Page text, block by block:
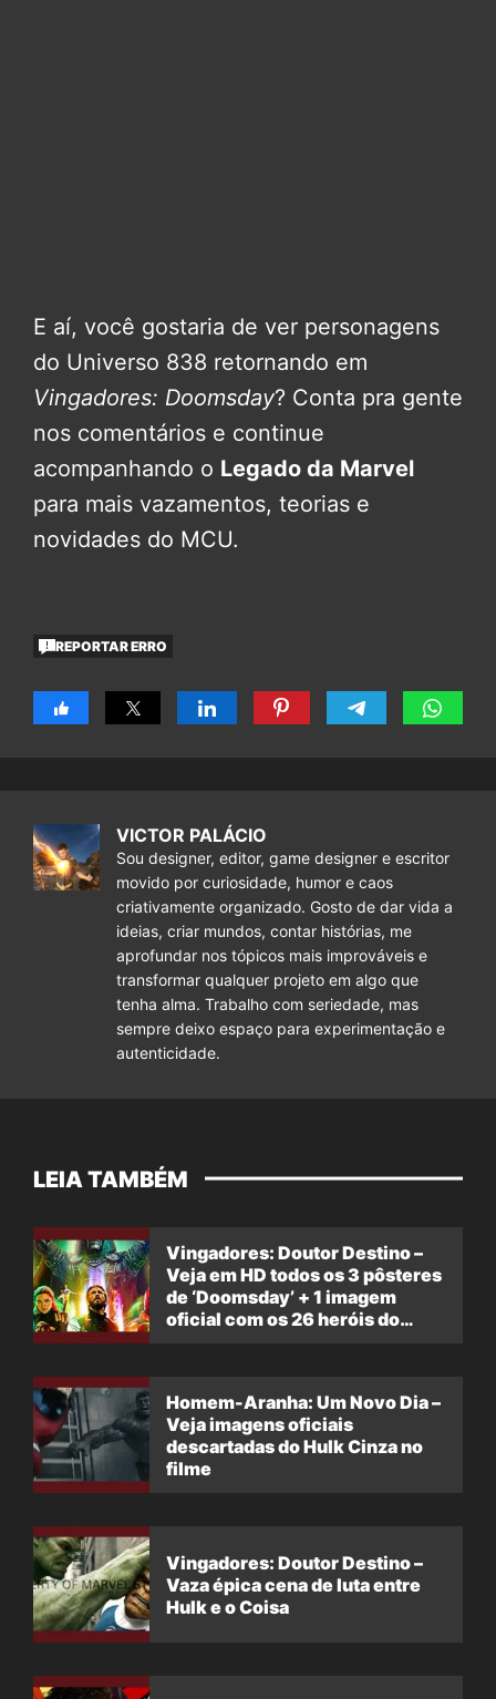
E aí, você gostaria de ver personagens
do Universo 838 retornando em
Vingadores: Doomsday? Conta pra gente
nos comentários e continue
acompanhando o Legado da Marvel
para mais vazamentos, teorias e
novidades do MCU.
REPORTAR ERRO
VICTOR PALÁCIO
Sou designer, editor, game designer e escritor
movido por curiosidade, humor e caos
criativamente organizado. Gosto de dar vida a
ideias, criar mundos, contar histórias, me
aprofundar nos tópicos mais improváveis e
transformar qualquer projeto em algo que
tenha alma. Trabalho com seriedade, mas
sempre deixo espaço para experimentação e
autenticidade.
LEIA TAMBÉM
Vingadores: Doutor Destino –
Veja em HD todos os 3 pôsteres
de ‘Doomsday’ + 1 imagem
oficial com os 26 heróis do
Homem-Aranha: Um Novo Dia –
Veja imagens oficiais
descartadas do Hulk Cinza no
filme
Vingadores: Doutor Destino –
Vaza épica cena de luta entre
Hulk e o Coisa